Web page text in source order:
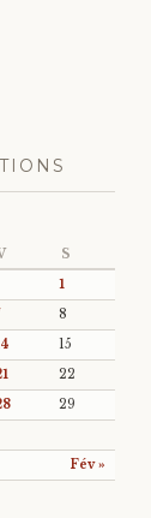
S
Fév »
1
8
15
22
29